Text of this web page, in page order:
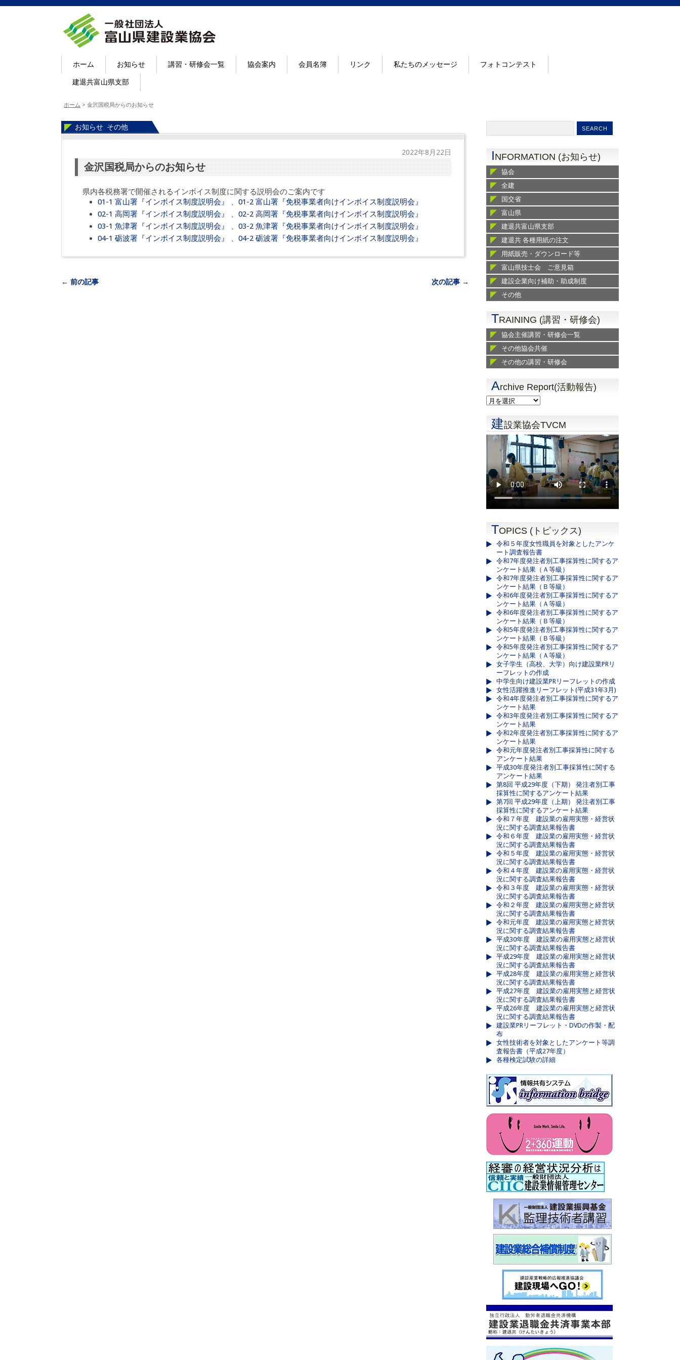
ホーム お知らせ 講習・研修会一覧 協会案内 会員名簿 リンク 私たちのメッセージ フォトコンテスト
建退共富山県支部
ホーム > 金沢国税局からのお知らせ
お知らせ, その他
2022年8月22日
金沢国税局からのお知らせ
県内各税務署で開催されるインボイス制度に関する説明会のご案内です
01-1 富山署『インボイス制度説明会』
、 01-2 富山署『免税事業者向けインボイス制度説明会』
02-1 高岡署『インボイス制度説明会』
、 02-2 高岡署『免税事業者向けインボイス制度説明会』
03-1 魚津署『インボイス制度説明会』
、 03-2 魚津署『免税事業者向けインボイス制度説明会』
04-1 砺波署『インボイス制度説明会』
、 04-2 砺波署『免税事業者向けインボイス制度説明会』
← 前の記事 次の記事 →
INFORMATION (お知らせ)
協会
全建
国交省
富山県
建退共富山県支部
建退共 各種用紙の注文
用紙販売・ダウンロード等
富山県技士会 ご意見箱
建設企業向け補助・助成制度
その他
TRAINING (講習・研修会)
協会主催講習・研修会一覧
その他協会共催
その他の講習・研修会
Archive Report(活動報告)
建設業協会TVCM
TOPICS (トピックス)
令和５年度女性職員を対象としたアンケ
ート調査報告書
令和7年度発注者別工事採算性に関するア
ンケート結果（Ａ等級）
令和7年度発注者別工事採算性に関するア
ンケート結果（Ｂ等級）
令和6年度発注者別工事採算性に関するア
ンケート結果（Ａ等級）
令和6年度発注者別工事採算性に関するア
ンケート結果（Ｂ等級）
令和5年度発注者別工事採算性に関するア
ンケート結果（Ｂ等級）
令和5年度発注者別工事採算性に関するア
ンケート結果（Ａ等級）
女子学生（高校、大学）向け建設業PRリ
ーフレットの作成
中学生向け建設業PRリーフレットの作成
女性活躍推進リーフレット(平成31年3月)
令和4年度発注者別工事採算性に関するア
ンケート結果
令和3年度発注者別工事採算性に関するア
ンケート結果
令和2年度発注者別工事採算性に関するア
ンケート結果
令和元年度発注者別工事採算性に関する
アンケート結果
平成30年度発注者別工事採算性に関する
アンケート結果
第8回 平成29年度（下期） 発注者別工事
採算性に関するアンケート結果
第7回 平成29年度（上期） 発注者別工事
採算性に関するアンケート結果
令和７年度 建設業の雇用実態・経営状
況に関する調査結果報告書
令和６年度 建設業の雇用実態・経営状
況に関する調査結果報告書
令和５年度 建設業の雇用実態・経営状
況に関する調査結果報告書
令和４年度 建設業の雇用実態・経営状
況に関する調査結果報告書
令和３年度 建設業の雇用実態・経営状
況に関する調査結果報告書
令和２年度 建設業の雇用実態と経営状
況に関する調査結果報告書
令和元年度 建設業の雇用実態と経営状
況に関する調査結果報告書
平成30年度 建設業の雇用実態と経営状
況に関する調査結果報告書
平成29年度 建設業の雇用実態と経営状
況に関する調査結果報告書
平成28年度 建設業の雇用実態と経営状
況に関する調査結果報告書
平成27年度 建設業の雇用実態と経営状
況に関する調査結果報告書
平成26年度 建設業の雇用実態と経営状
況に関する調査結果報告書
建設業PRリーフレット・DVDの作製・配
布
女性技術者を対象としたアンケート等調
査報告書（平成27年度）
各種検定試験の詳細